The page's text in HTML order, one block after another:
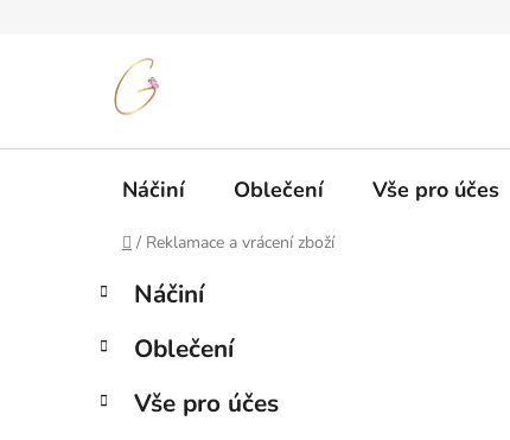
Náčiní Oblečení Vše pro účes
Domů
/ Reklamace a vrácení zboží
P
s
r
Přeskočit
kategorie
K
a
e
o
Náčiní
Oblečení
Vše pro účes